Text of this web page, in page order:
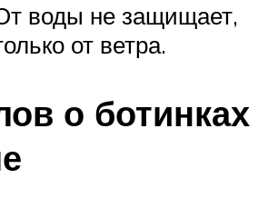
воды не защищает,
от ветра.
о ботинках